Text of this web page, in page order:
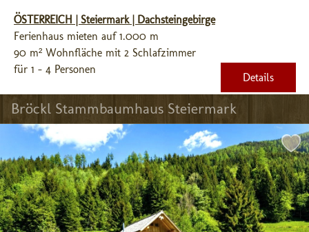
ÖSTERREICH | Steiermark | Dachsteingebirge
Ferienhaus mieten auf 1.000 m
90 m² Wohnfläche mit 2 Schlafzimmer
für 1 - 4 Personen
Details
Bröckl Stammbaumhaus Steiermark